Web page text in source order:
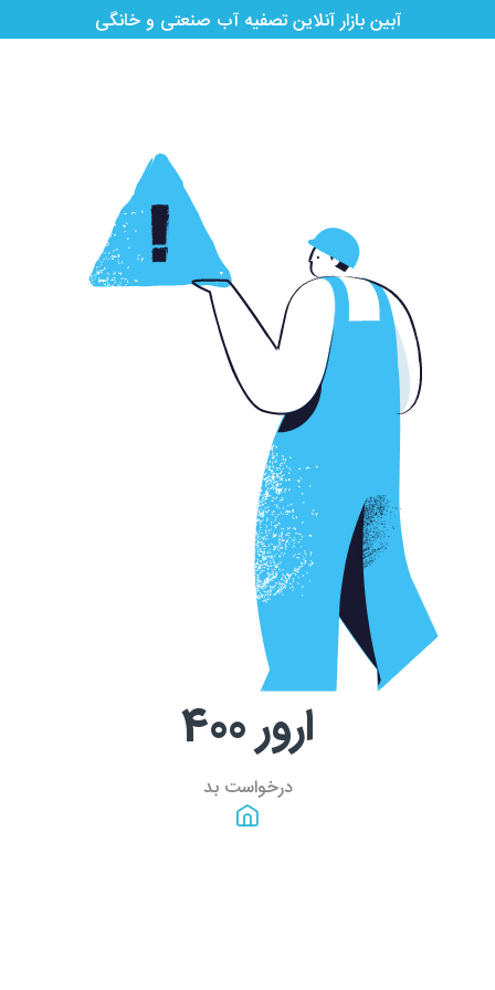
آبین بازار آنلاین تصفیه آب صنعتی و خانگی
ارور400
درخواست بد